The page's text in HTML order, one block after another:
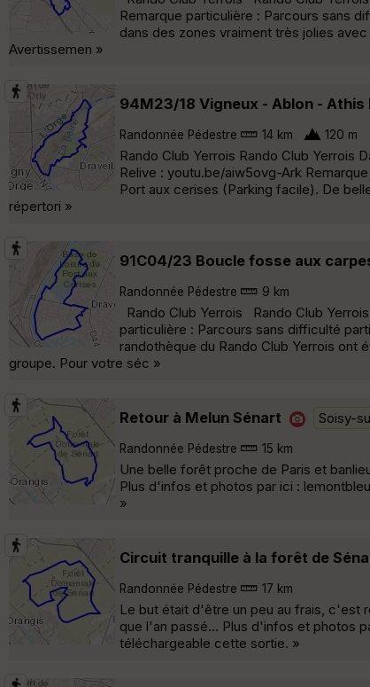
Remarque particulière : Parcours sans
dans des zones vraiment très jolies
Avertissemen »
94M23/18 Vigneux - Ablon - Athis
Randonnée Pédestre 14 km 120 m
Rando Club Yerrois Rando Club Yerrois
Relive : youtu.be/aiw5ovg-Ark
Port aux cerises (Parking facile). De
répertori »
91C04/23 Boucle fosse aux
Randonnée Pédestre 9 km
Rando Club Yerrois Rando Club
particulière : Parcours sans difficulté
randothèque du Rando Club Yerrois
groupe. Pour votre séc »
Retour à Melun Sénart Soisy-
Randonnée Pédestre 15 km
Une belle forêt proche de Paris et
Plus d'infos et photos par ici :
»
Circuit tranquille à la forêt de
Randonnée Pédestre 17 km
Le but était d'être un peu au frais, c'est
que l'an passé... Plus d'infos et photos
téléchargeable cette sortie. »